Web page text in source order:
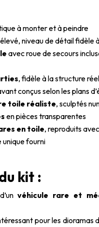
à monter et à peindre
élevé, niveau de détail fidèle
avec roue de secours
, fidèle à la structure
conçus selon les plans
toile réaliste, sculptés
en pièces transparentes
en toile, reproduits
unique fourni
kit :
véhicule rare et
pour les dioramas